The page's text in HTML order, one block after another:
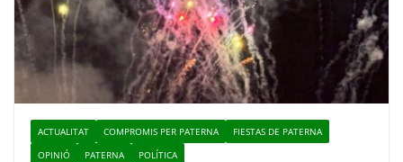
ACTUALITAT COMPROMIS PER PATERNA
FIESTAS DE PATERNA
OPINIÓ
PATERNA POLÍTICA